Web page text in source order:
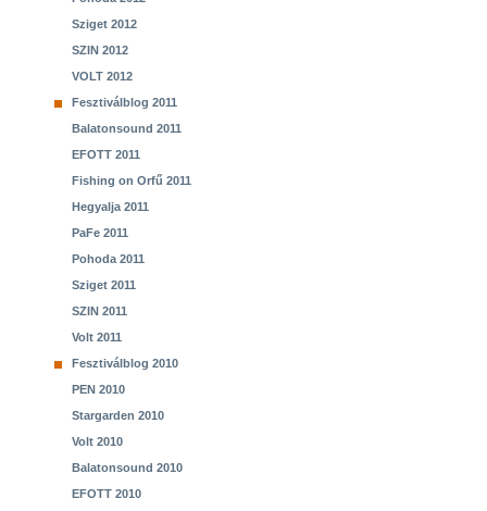
Sziget 2012
SZIN 2012
VOLT 2012
Fesztiválblog 2011
Balatonsound 2011
EFOTT 2011
Fishing on Orfű 2011
Hegyalja 2011
PaFe 2011
Pohoda 2011
Sziget 2011
SZIN 2011
Volt 2011
Fesztiválblog 2010
PEN 2010
Stargarden 2010
Volt 2010
Balatonsound 2010
EFOTT 2010